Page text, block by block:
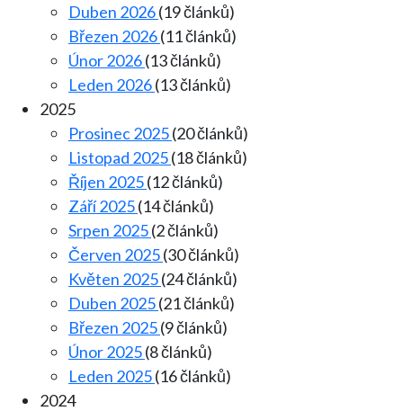
Duben 2026(19 článků)
Březen 2026(11 článků)
Únor 2026(13 článků)
Leden 2026(13 článků)
2025
Prosinec 2025(20 článků)
Listopad 2025(18 článků)
Říjen 2025(12 článků)
Září 2025(14 článků)
Srpen 2025(2 článků)
Červen 2025(30 článků)
Květen 2025(24 článků)
Duben 2025(21 článků)
Březen 2025(9 článků)
Únor 2025(8 článků)
Leden 2025(16 článků)
2024